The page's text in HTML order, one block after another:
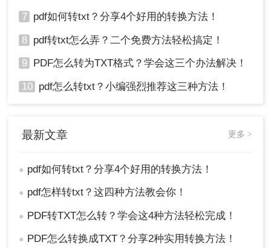
7 pdf如何转txt？分享4个好用的转换方法！
8 pdf转txt怎么弄？二个免费方法轻松搞定！
9 PDF怎么转为TXT格式？学会这三个办法解决！
10 pdf怎么转txt？小编强烈推荐这三种方法！
最新文章 更多 >
● pdf如何转txt？分享4个好用的转换方法！
● pdf怎样转txt？这四种方法教会你！
● PDF转TXT怎么转？学会这4种方法轻松完成！
● PDF怎么转换成TXT？分享2种实用转换方法！